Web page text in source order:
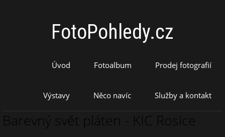
FotoPohledy.cz
Úvod Fotoalbum Prodej fotografií
Výstavy Něco navíc Služby a kontakt
Barevný svět pláten - KIC Rosice